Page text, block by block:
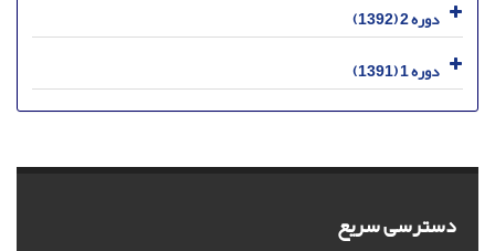
دوره 2 (1392)
دوره 1 (1391)
دسترسی سریع